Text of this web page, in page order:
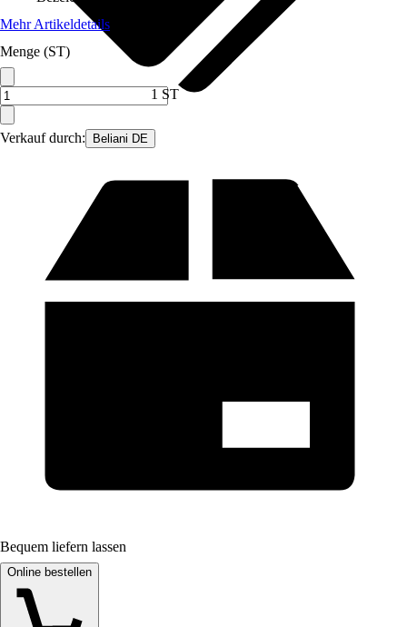
Verkauf durch: Beliani DE
Mehr Artikeldetails
Menge (ST)
1 ST
Bequem liefern lassen
Online bestellen